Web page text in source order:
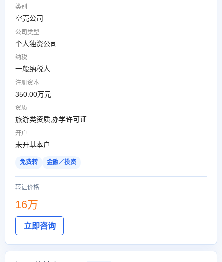
类别
空壳公司
公司类型
个人独资公司
纳税
一般纳税人
注册资本
350.00万元
资质
旅游类资质,办学许可证
开户
未开基本户
免费转 金融／投资
转让价格
16万
立即咨询